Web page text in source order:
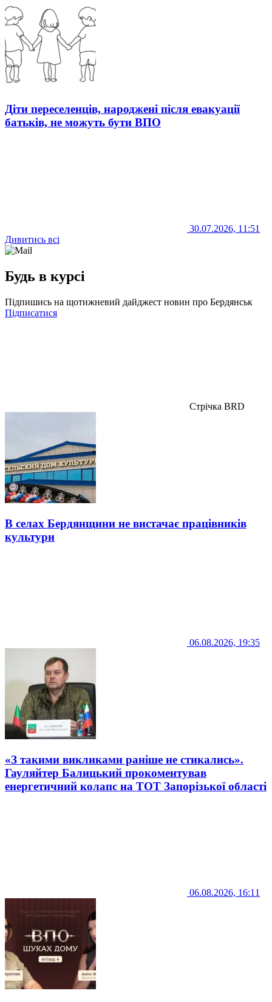
Діти переселенців, народжені після евакуації
батьків, не можуть бути ВПО
30.07.2026, 11:51
Дивитись всі
Будь в курсі
Підпишись на щотижневий дайджест новин про Бердянськ
Підписатися
Стрічка BRD
В селах Бердянщини не вистачає працівників
культури
06.08.2026, 19:35
«З такими викликами раніше не стикались».
Гауляйтер Балицький прокоментував
енергетичний колапс на ТОТ Запорізької області
06.08.2026, 16:11